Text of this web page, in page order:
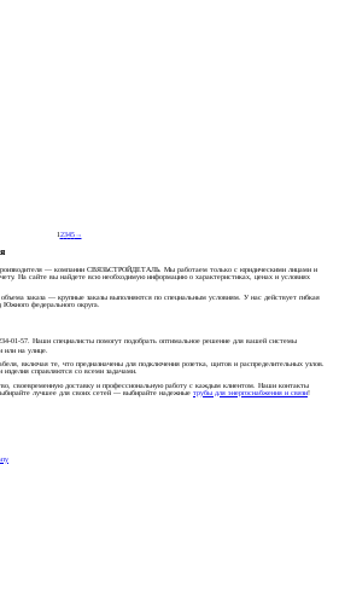
12345→
— компании СВЯЗЬСТРОЙДЕТАЛЬ. Мы работаем только с юридическими лицами и
На сайте вы найдете всю необходимую информацию о характеристиках, ценах и условиях
заказа — крупные заказы выполняются по специальным условиям. У нас действует гибкая
федерального округа.
01-57. Наши специалисты помогут подобрать оптимальное решение для вашей системы
или на улице.
включая те, что предназначены для подключения розетка, щитов и распределительных узлов.
справляются со всеми задачами.
своевременную доставку и профессиональную работу с каждым клиентом. Наши контакты
лучшее для своих сетей — выбирайте надежные трубы для энергоснабжения и связи!